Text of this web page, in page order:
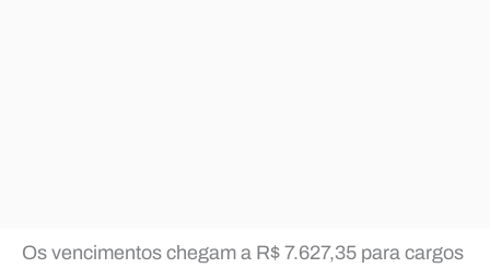
Os vencimentos chegam a R$ 7.627,35 para cargos